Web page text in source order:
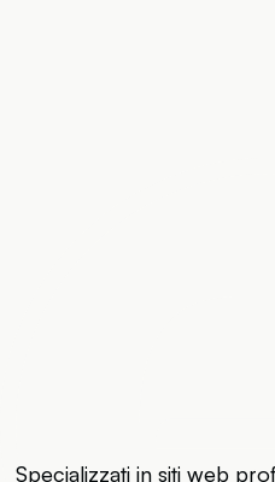
Specializzati in siti web